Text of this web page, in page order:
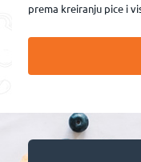
prema kreiranju pice i